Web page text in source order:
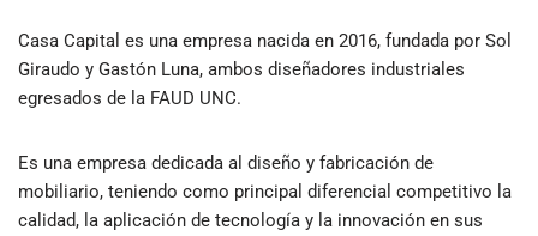
Casa Capital es una empresa nacida en 2016, fundada por Sol
Giraudo y Gastón Luna, ambos diseñadores industriales
egresados de la FAUD UNC.
Es una empresa dedicada al diseño y fabricación de
mobiliario, teniendo como principal diferencial competitivo la
calidad, la aplicación de tecnología y la innovación en sus